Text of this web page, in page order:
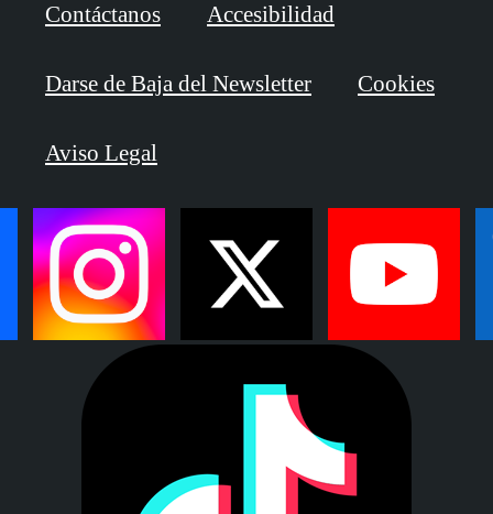
Contáctanos Accesibilidad
Darse de Baja del Newsletter Cookies
Aviso Legal